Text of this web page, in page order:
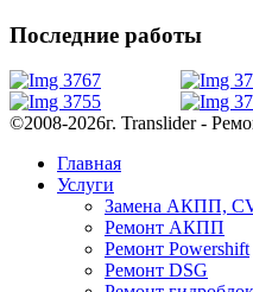
Последние работы
©2008-2026г. Translider -
Главная
Услуги
Замена АКПП,
Ремонт АКПП
Ремонт Powershift
Ремонт DSG